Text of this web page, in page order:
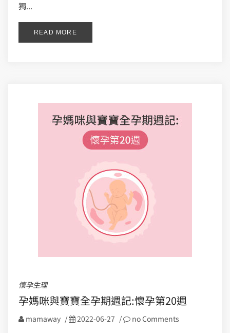
獨...
READ MORE
懷孕生理
孕媽咪與寶寶全孕期週記:懷孕第20週
mamaway / 2022-06-27 / no Comments